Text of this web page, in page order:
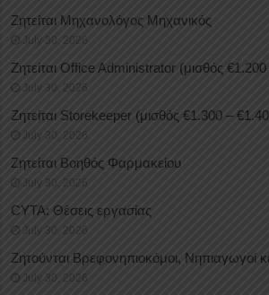
Ζητείται Μηχανολόγος Μηχανικός
July 30, 2026
Ζητείται Office Administrator (μισθός
July 30, 2026
Ζητείται Storekeeper (μισθός €1.300 –
July 30, 2026
Ζητείται Βοηθός Φαρμακείου
July 30, 2026
CYTA: Θέσεις εργασίας
July 30, 2026
Ζητούνται Βρεφονηπιοκόμοι, Νηπιαγωγοί
July 30, 2026